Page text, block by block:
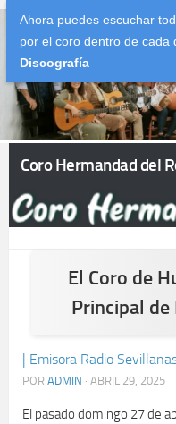
Ahora puedes escuchar
por el coro dentro de cada
Discografía
Saltar al contenido
Coro Hermandad del
El Coro de
Principal de
| Emisora Radio
POR ADMIN · ABRIL 29, 2025
El pasado domingo 27 de